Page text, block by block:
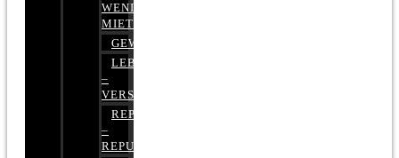
WENIGER
MIETE
GEWERBERECHT
LEBENSVERSICHERUNG
–
VERSICHERUNGSRECHT
REPUTATIONSRECHT
–
REPUTATIONSMANAGEMENT